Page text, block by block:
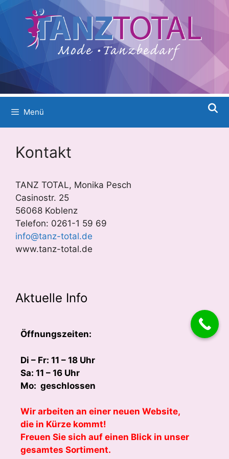
Menü
Kontakt
TANZ TOTAL, Monika Pesch
Casinostr. 25
56068 Koblenz
Telefon: 0261-1 59 69
info@tanz-total.de
www.tanz-total.de
Aktuelle Info
Öffnungszeiten:
Di – Fr: 11 – 18 Uhr
Sa: 11 – 16 Uhr
Mo: geschlossen
Wir arbeiten an einer neuen Website,
die in Kürze kommt!
Freuen Sie sich auf einen Blick in unser
gesamtes Sortiment.